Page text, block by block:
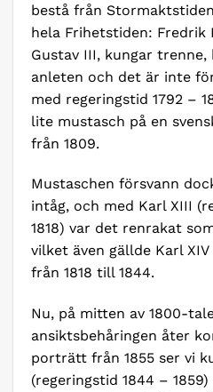
bestå från
hela Frihetstiden: Fredrik
Gustav III, kungar
anleten och det är inte
med regeringstid 1792 –
lite mustasch på en
från 1809.
Mustaschen försvann
intåg, och med Karl XIII
1818) var det renrakat
vilket även gällde Karl
från 1818 till 1844.
Nu, på mitten av 1800-
ansiktsbehåringen åter
porträtt från 1855 ser vi
(regeringstid 1844 –